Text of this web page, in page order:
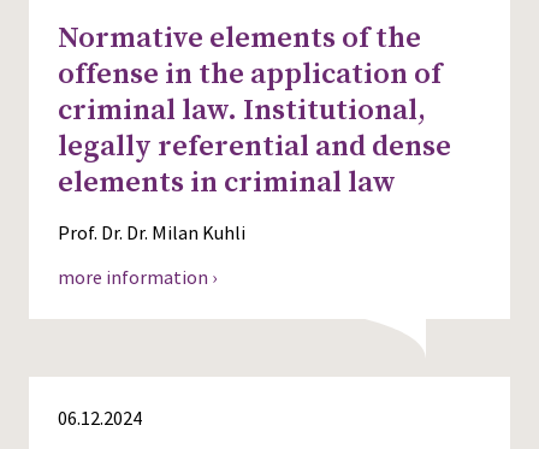
Normative elements of the
offense in the application of
criminal law. Institutional,
legally referential and dense
elements in criminal law
Prof. Dr. Dr. Milan Kuhli
more information ›
06.12.2024